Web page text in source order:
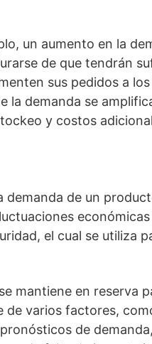
un aumento en la
de que tendrán
sus pedidos a
demanda se
y costos
demanda de un
el cual se utiliza
mantiene en reserva
varios factores,
de